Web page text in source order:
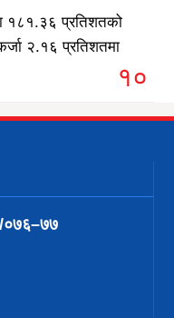
१८१.३६ प्रतिशतको
२.१६ प्रतिशतमा
१०
०७६–७७